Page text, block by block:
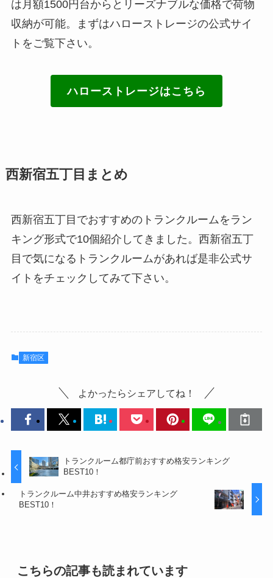
は月額1500円台からとリーズナブルな価格で荷物
収納が可能。まずはハローストレージの公式サイ
トをご覧下さい。
ハローストレージはこちら
西新宿五丁目まとめ
西新宿五丁目でおすすめのトランクルームをラン
キング形式で10個紹介してきました。西新宿五丁
目で気になるトランクルームがあれば是非公式サ
イトをチェックしてみて下さい。
新宿区
よかったらシェアしてね！
トランクルーム都庁前おすすめ格安ランキング
BEST10！
トランクルーム中井おすすめ格安ランキング
BEST10！
こちらの記事も読まれています